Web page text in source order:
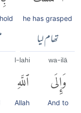
he has grasped
تھام لیا
wa-ilā
وَإِلَى
And to
l-lahi
ٱللَّهِ
Allah